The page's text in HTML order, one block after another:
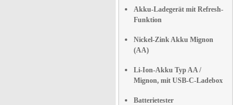
Akku-Ladegerät mit Refresh-
Funktion
Nickel-Zink Akku Mignon
(AA)
Li-Ion-Akku Typ AA /
Mignon, mit USB-C-Ladebox
Batterietester